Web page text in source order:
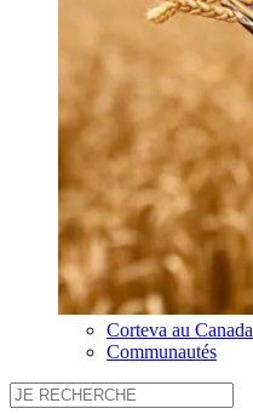
Corteva au Canada
Communautés